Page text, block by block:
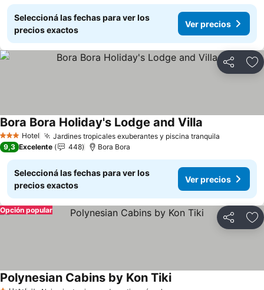
Seleccioná las fechas para ver los
precios exactos
Ver precios
Compartir
3 Estrellas
Hotel Jardines tropicales exuberantes y piscina tranquila
Bora Bora Holiday's Lodge and Villa
9,3 Excelente 448 Bora Bora
Seleccioná las fechas para ver los
precios exactos
Ver precios
Compartir
Opción popular
Polynesian Cabins by Kon TikiVer precios